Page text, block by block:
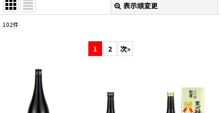
表示順変更
絞り込む
102件
1 2 次»